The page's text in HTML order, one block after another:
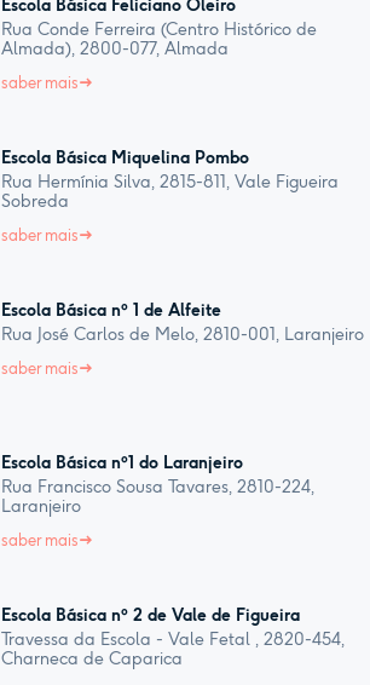
Escola Básica Feliciano Oleiro
Rua Conde Ferreira (Centro Histórico de
Almada), 2800-077, Almada
saber mais
Escola Básica Miquelina Pombo
Rua Hermínia Silva, 2815-811, Vale Figueira
Sobreda
saber mais
Escola Básica nº 1 de Alfeite
Rua José Carlos de Melo, 2810-001, Laranjeiro
saber mais
Escola Básica nº1 do Laranjeiro
Rua Francisco Sousa Tavares, 2810-224,
Laranjeiro
saber mais
Escola Básica nº 2 de Vale de Figueira
Travessa da Escola - Vale Fetal , 2820-454,
Charneca de Caparica